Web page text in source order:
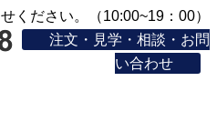
ください。（10:00~19：00）
注文・見学・相談・お問
い合わせ